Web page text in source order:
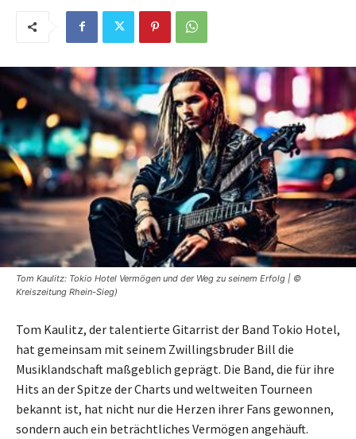
Tom Kaulitz: Tokio Hotel Vermögen und der Weg zu seinem Erfolg | ©
Kreiszeitung Rhein-Sieg)
Tom Kaulitz, der talentierte Gitarrist der Band Tokio Hotel,
hat gemeinsam mit seinem Zwillingsbruder Bill die
Musiklandschaft maßgeblich geprägt. Die Band, die für ihre
Hits an der Spitze der Charts und weltweiten Tourneen
bekannt ist, hat nicht nur die Herzen ihrer Fans gewonnen,
sondern auch ein beträchtliches Vermögen angehäuft.